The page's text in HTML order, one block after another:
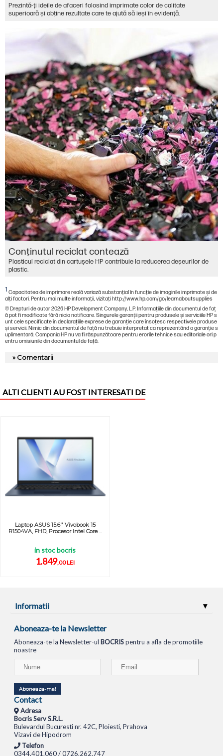
Prezintă-ţi ideile de afaceri folosind imprimate color de calitate
superioară şi obţine rezultate care te ajută să ieşi în evidenţă.
Conţinutul reciclat contează
Plasticul reciclat din cartușele HP contribuie la reducerea deșeurilor de
plastic.
1 Capacitatea de imprimare reală variază substanţial în funcţie de imaginile imprimate şi de
alţi factori. Pentru mai multe informaţii, vizitaţi http://www.hp.com/go/learnaboutsupplies
© Drepturi de autor 2026 HP Development Company, L.P. Informațiile din documentul de faț
ă pot fi modificate fără nicio notificare. Singurele garanții pentru produsele și serviciile HP s
unt cele specificate în declarațiile exprese de garanție care însoțesc respectivele produse
și servicii. Nimic din documentul de față nu trebuie interpretat ca reprezentând o garanție s
uplimentară. Compania HP nu va fi răspunzătoare pentru erorile tehnice sau editoriale ori p
entru omisiunile din documentul de față.
» Comentarii
ALTI CLIENTI AU FOST INTERESATI DE
Laptop ASUS 15.6'' Vivobook 15
R1504VA, FHD, Procesor Intel Core ...
in stoc bocris
1.849,00 LEI
Informatii
Aboneaza-te la Newsletter
Aboneaza-te la Newsletter-ul BOCRISpentru a afla de promotiile
noastre
Aboneaza-ma!
Contact
Adresa
Bocris Serv S.R.L.
Bulevardul Bucuresti nr. 42C, Ploiesti, Prahova
Vizavi de Hipodrom
Telefon
0344.401.060 / 0726.262.747